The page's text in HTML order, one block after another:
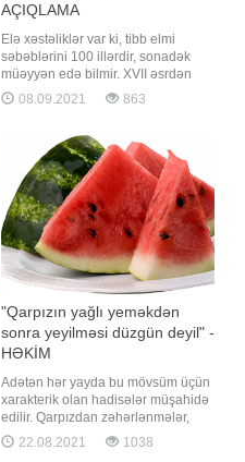
AÇIQLAMA
Elə xəstəliklər var ki, tibb elmi
səbəblərini 100 illərdir, sonadək
müəyyən edə bilmir. XVII əsrdən
tibbə bəlli olan Miasteniya ("əzələ
zəifliyi" anlamını verir) xəstəliyi də
immunitetin pozulması nəticəsində
baş qaldıran klassik autoimmun
əsəb-əzələ xəstəliyidir
08.09.2021 863
"Qarpızın yağlı yeməkdən
sonra yeyilməsi düzgün deyil" -
HƏKİM
Adətən hər yayda bu mövsüm üçün
xarakterik olan hadisələr müşahidə
edilir. Qarpızdan zəhərlənmələr,
ilan, həşərat sancmaları və sair. Bu
il də bədbəxt hadisələrsiz ötüşmədi.
22.08.2021 1038